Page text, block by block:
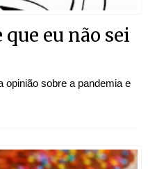
eu não sei
opinião sobre a pandemia e